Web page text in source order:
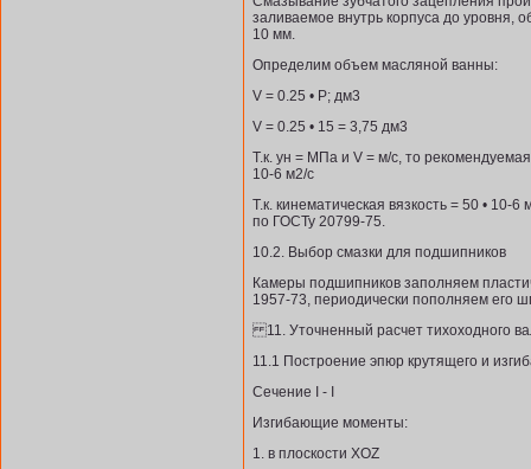
заливаемое внутрь корпуса до уровня,
10 мм.
Определим объем масляной ванны:
V = 0.25 • P; дм3
V = 0.25 • 15 = 3,75 дм3
Т.к. ун = МПа и V = м/с, то
10-6 м2/с
Т.к. кинематическая вязкость = 50 •
по ГОСТу 20799-75.
10.2. Выбор смазки для подшипников
Камеры подшипников заполняем
1957-73, периодически пополняем его
11. Уточненный расчет тихоходного
11.1 Построение эпюр крутящего и
Сечение I - I
Изгибающие моменты:
1. в плоскости XOZ